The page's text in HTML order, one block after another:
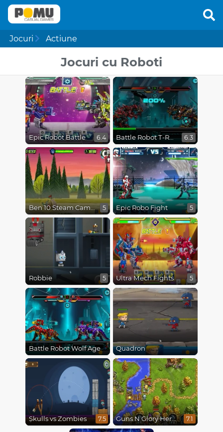
Jocuri Actiune
Jocuri cu Roboti
Epic Robot Battle 6.4 Battle Robot T-Rex Age 6.3
Ben 10 Steam Camp 5 Epic Robo Fight 5
Robbie 5 Ultra Mech Fights 5
Battle Robot Wolf Age Quadron
Skulls vs Zombies 7.5 Guns N Glory Heroes 7.1